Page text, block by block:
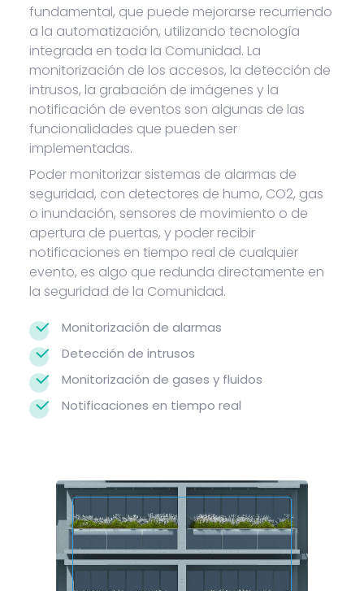
fundamental, que puede mejorarse recurriendo
a la automatización, utilizando tecnología
integrada en toda la Comunidad. La
monitorización de los accesos, la detección de
intrusos, la grabación de imágenes y la
notificación de eventos son algunas de las
funcionalidades que pueden ser
implementadas.
Poder monitorizar sistemas de alarmas de
seguridad, con detectores de humo, CO2, gas
o inundación, sensores de movimiento o de
apertura de puertas, y poder recibir
notificaciones en tiempo real de cualquier
evento, es algo que redunda directamente en
la seguridad de la Comunidad.
Monitorización de alarmas
Detección de intrusos
Monitorización de gases y fluidos
Notificaciones en tiempo real